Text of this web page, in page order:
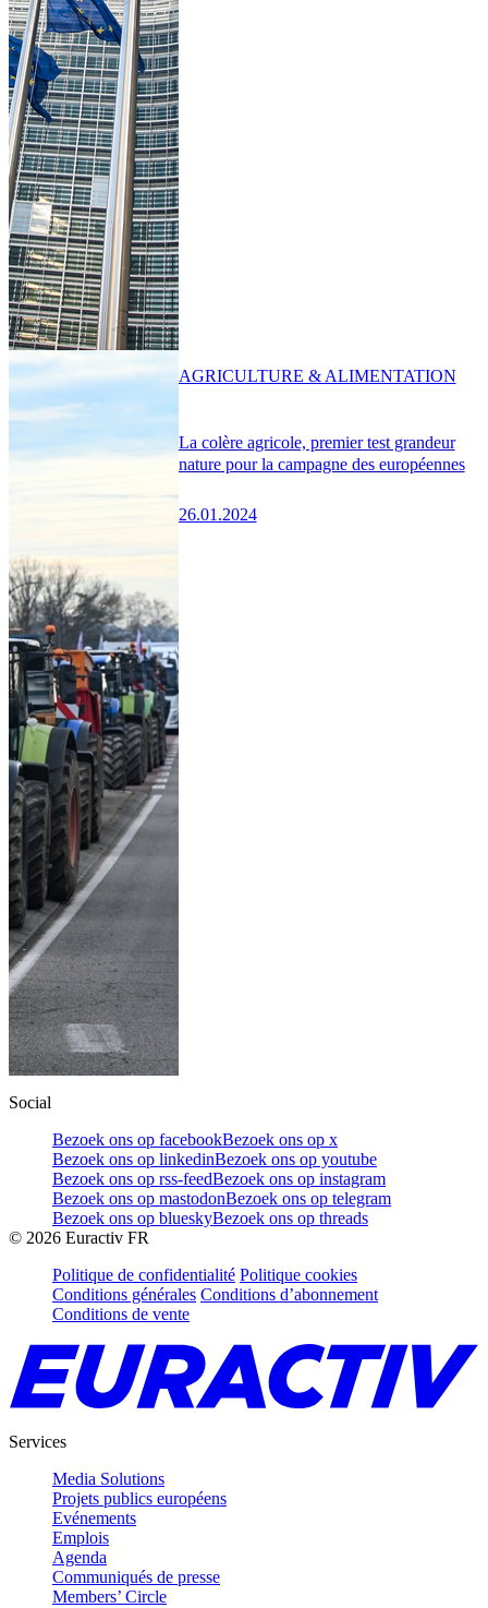
La colère agricole, premier test grandeur
nature pour la campagne des européennes
26.01.2024
AGRICULTURE & ALIMENTATION
Social
Bezoek ons op facebookBezoek ons op x
Bezoek ons op linkedinBezoek ons op youtube
Bezoek ons op rss-feedBezoek ons op instagram
Bezoek ons op mastodonBezoek ons op telegram
Bezoek ons op blueskyBezoek ons op threads
© 2026 Euractiv FR
Politique de confidentialité Politique cookies
Conditions générales Conditions d’abonnement
Conditions de vente
Services
Media Solutions
Projets publics européens
Evénements
Emplois
Agenda
Communiqués de presse
Members’ Circle